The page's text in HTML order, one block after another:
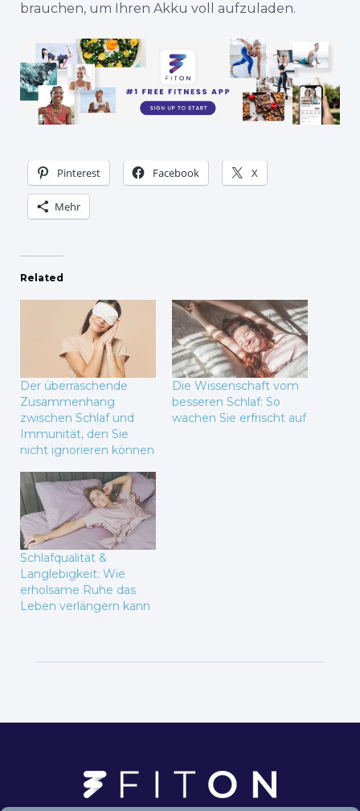
brauchen, um Ihren Akku voll aufzuladen.
Pinterest Facebook X
Mehr
Related
Der überraschende
Zusammenhang
zwischen Schlaf und
Immunität, den Sie
nicht ignorieren können
Die Wissenschaft vom
besseren Schlaf: So
wachen Sie erfrischt auf
Schlafqualität &
Langlebigkeit: Wie
erholsame Ruhe das
Leben verlängern kann